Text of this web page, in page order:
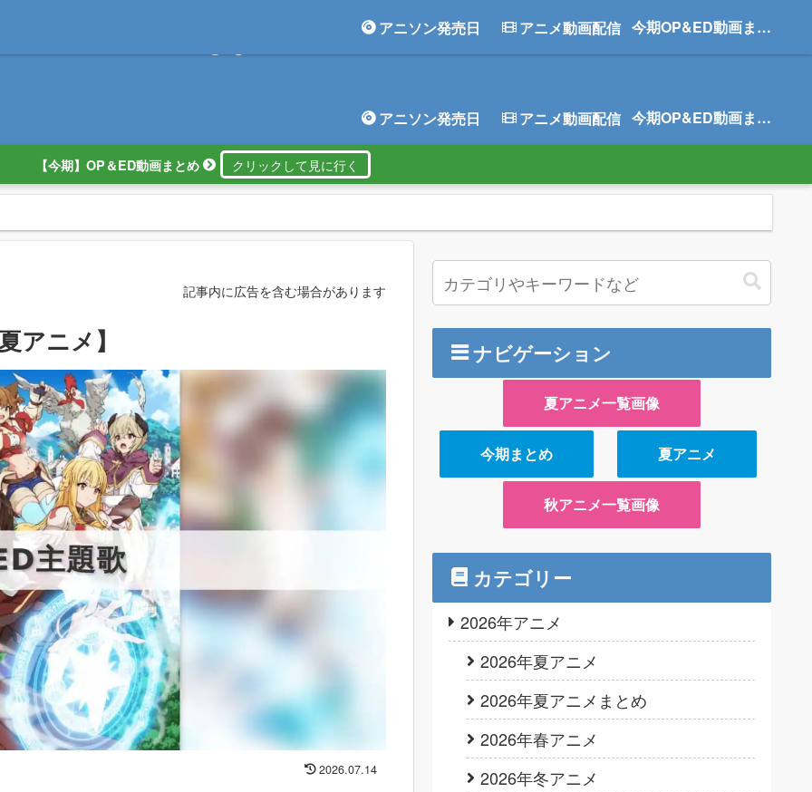
アニソン発売日 アニメ動画配信 今期OP&ED動画まとめ
アニソン発売日 アニメ動画配信 今期OP&ED動画まとめ
【今期】OP＆ED動画まとめ
記事内に広告を含む場合があります
アニメ】
2026.07.14
ナビゲーション
夏アニメ一覧画像
今期まとめ 夏アニメ
秋アニメ一覧画像
カテゴリー
2026年アニメ
2026年夏アニメ
2026年夏アニメまとめ
2026年春アニメ
2026年冬アニメ